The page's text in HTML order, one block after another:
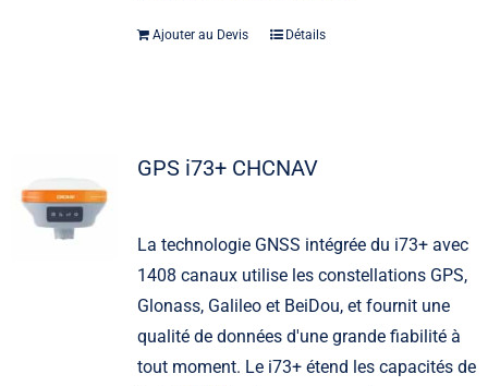
Ajouter au Devis Détails
GPS i73+ CHCNAV
La technologie GNSS intégrée du i73+ avec
1408 canaux utilise les constellations GPS,
Glonass, Galileo et BeiDou, et fournit une
qualité de données d'une grande fiabilité à
tout moment. Le i73+ étend les capacités de